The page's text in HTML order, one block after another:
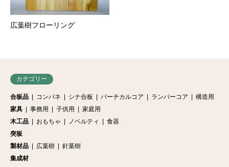
広葉樹フローリング
カテゴリー
合板品 コンパネ シナ合板 バーチカルコア ランバーコア
構造用
家具
事務用 子供用
家庭用
木工品
おもちゃ ノベルティ
食器
突板
製材品
広葉樹
針葉樹
集成材